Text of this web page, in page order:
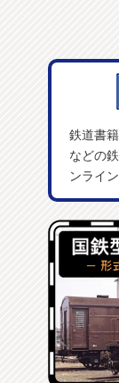
鉄道書
などの
ンライ